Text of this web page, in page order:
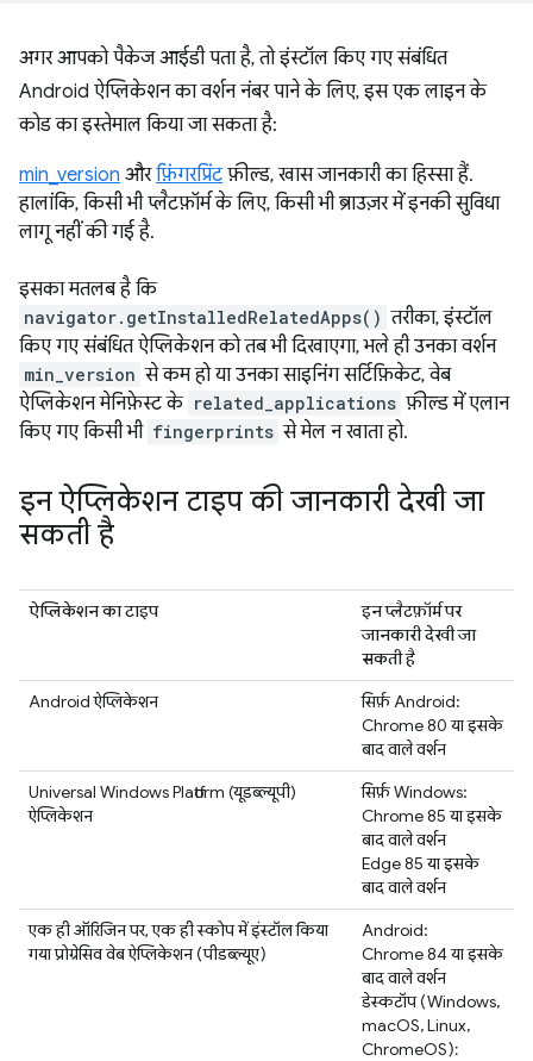
अगर आपको पैकेज आईडी पता है, तो इंस्टॉल किए गए संबंधित
Android ऐप्लिकेशन का वर्शन नंबर पाने के लिए, इस एक लाइन के
कोड का इस्तेमाल किया जा सकता है:
min_version औरफ़िंगरप्रिंटफ़ील्ड, खास जानकारी का हिस्सा हैं.
हालांकि, किसी भी प्लैटफ़ॉर्म के लिए, किसी भी ब्राउज़र में इनकी सुविधा
लागू नहीं की गई है.
इसका मतलब है कि
navigator.getInstalledRelatedApps() तरीका, इंस्टॉल
किए गए संबंधित ऐप्लिकेशन को तब भी दिखाएगा, भले ही उनका वर्शन
min_version से कम हो या उनका साइनिंग सर्टिफ़िकेट, वेब
ऐप्लिकेशन मेनिफ़ेस्ट के related_applications फ़ील्ड में एलान
किए गए किसी भी fingerprints से मेल न खाता हो.
इन ऐप्लिकेशन टाइप की जानकारी देखी जा
सकती है
ऐप्लिकेशन का टाइप
इन प्लैटफ़ॉर्म पर
जानकारी देखी जा
सकती है
Android ऐप्लिकेशन
सिर्फ़ Android:
Chrome 80 या इसके
बाद वाले वर्शन
Universal Windows Platform (यूडब्ल्यूपी)
ऐप्लिकेशन
सिर्फ़ Windows:
Chrome 85 या इसके
बाद वाले वर्शन
Edge 85 या इसके
बाद वाले वर्शन
एक ही ऑरिजिन पर, एक ही स्कोप में इंस्टॉल किया
गया प्रोग्रेसिव वेब ऐप्लिकेशन (पीडब्ल्यूए)
Android:
Chrome 84 या इसके
बाद वाले वर्शन
डेस्कटॉप (Windows,
macOS, Linux,
ChromeOS):